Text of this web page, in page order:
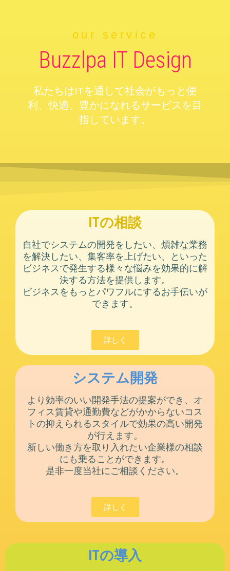
our service
Buzzlpa IT Design
私たちはITを通して社会がもっと便
利、快適、豊かになれるサービスを目
指しています。
ITの相談
自社でシステムの開発をしたい、煩雑な業務
を解決したい、集客率を上げたい、といった
ビジネスで発生する様々な悩みを効果的に解
決する方法を提供します。
ビジネスをもっとパワフルにするお手伝いが
できます。
詳しく
システム開発
より効率のいい開発手法の提案ができ、オ
フィス賃貸や通勤費などがかからないコス
トの抑えられるスタイルで効果の高い開発
が行えます。
新しい働き方を取り入れたい企業様の相談
にも乗ることができます。
是非一度当社にご相談ください。
詳しく
ITの導入